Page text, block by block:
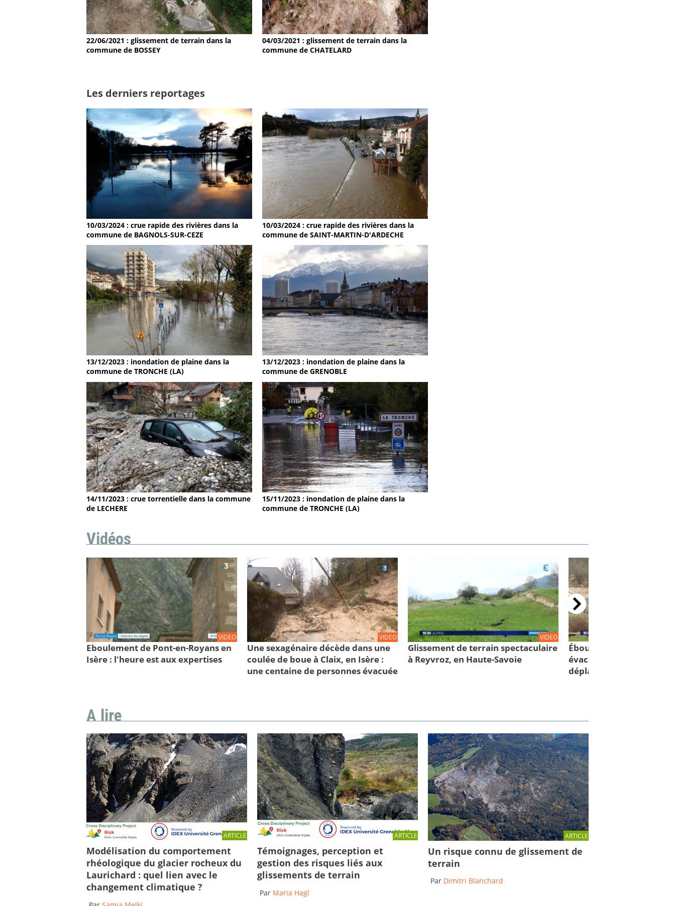
22/06/2021 : glissement de terrain dans la
commune de BOSSEY
04/03/2021 : glissement de terrain dans la
commune de CHATELARD
Les derniers reportages
10/03/2024 : crue rapide des rivières dans la
commune de BAGNOLS-SUR-CEZE
10/03/2024 : crue rapide des rivières dans la
commune de SAINT-MARTIN-D'ARDECHE
13/12/2023 : inondation de plaine dans la
commune de TRONCHE (LA)
13/12/2023 : inondation de plaine dans la
commune de GRENOBLE
14/11/2023 : crue torrentielle dans la commune
de LECHERE
15/11/2023 : inondation de plaine dans la
commune de TRONCHE (LA)
Vidéos
VIDEO
Eboulement de Pont-en-Royans en
Isère : l'heure est aux expertises
VIDEO
Une sexagénaire décède dans une
coulée de boue à Claix, en Isère :
une centaine de personnes évacuée
VIDEO
Glissement de terrain spectaculaire
à Reyvroz, en Haute-Savoie
Éboulement de Culoz:
évacuées... 75 personnes
déplacées!
A lire
ARTICLE
Modélisation du comportement
rhéologique du glacier rocheux du
Laurichard : quel lien avec le
changement climatique ?
ARTICLE
Témoignages, perception et
gestion des risques liés aux
glissements de terrain
Par Maria Hagl
ARTICLE
Un risque connu de glissement de
terrain
Par Dimitri Blanchard